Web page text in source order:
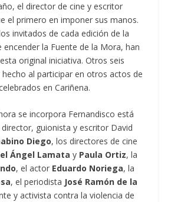
el director de cine y escritor
el primero en imponer sus manos.
invitados de cada edición de la
encender la Fuente de la Mora, han
original iniciativa. Otros seis
al participar en otros actos de
en Cariñena.
se incorpora Fernandisco está
guionista y escritor David
Diego, los directores de cine
Ángel Lamata y Paula Ortiz, la
, el actor Eduardo Noriega, la
, el periodista José Ramón de la
y activista contra la violencia de